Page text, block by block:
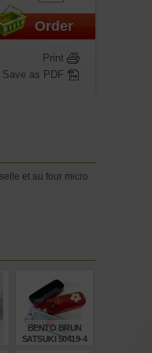
Order
Print
Save as PDF
et au four micro
BENTO BRUN
SATSUKI 50419-4